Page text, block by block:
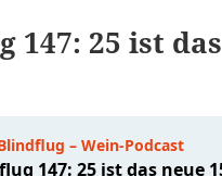
147: 25 ist das